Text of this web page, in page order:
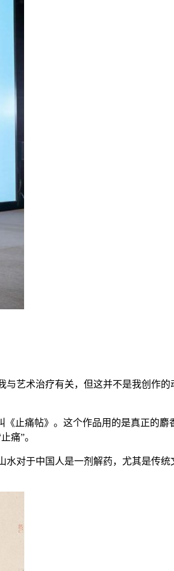
艺术治疗有关，但这并不是我创作
止痛帖》。这个作品用的是真正的麝
痛”。
对于中国人是一剂解药，尤其是传